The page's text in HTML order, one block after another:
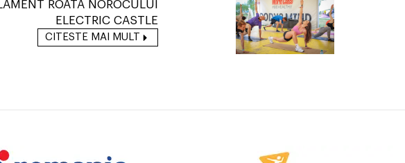
ROATA NOROCULUI
ELECTRIC CASTLE
CITESTE MAI MULT